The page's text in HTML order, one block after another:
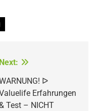
Next:
ᐅ
Erfahrungen
Test – NICHT